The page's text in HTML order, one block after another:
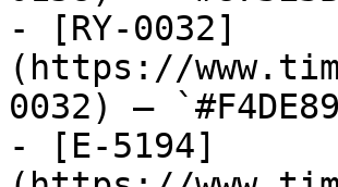
- [RY-0032]
(https://
0032) —
- [E-5194]